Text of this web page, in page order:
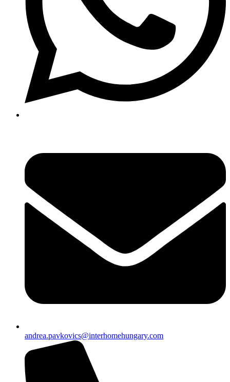
andrea.pavkovics@interhomehungary.com